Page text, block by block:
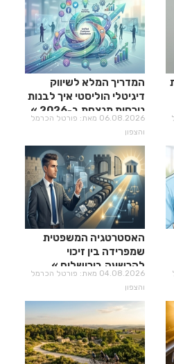
המדריך המלא לשיווק
דיגיטלי הוליסטי איך לבנות
נוכחות מנצחת ב-2026
06.08.2026 מאת: פורטל הכרמל
והצפון
האסטרטגיה המשפטית
שמפרידה בין זיכוי
להרשעה בירושלים
04.08.2026 מאת: פורטל הכרמל
והצפון